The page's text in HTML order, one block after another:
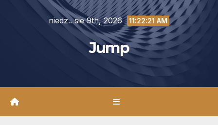
niedz.. sie 9th, 2026 11:22:22 AM
Jump